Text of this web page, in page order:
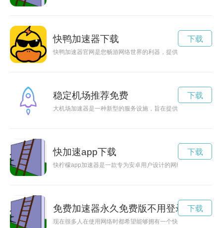
快鸭加速器下载
快鸭加速器官网是您畅游网络世界的利器，提供高效的网络加
下载
稳定机场推荐免费
大机场加速器是一种新型的服务设施，旨在提供更加便捷高效
下载
快加速app下载
快柠檬app加速器是一款专为安卓用户设计的网络加速工具，
下载
免费加速器永久免费版不用登录
现在很多人在使用网络时都希望能够拥有一个快速稳定的网络
下载